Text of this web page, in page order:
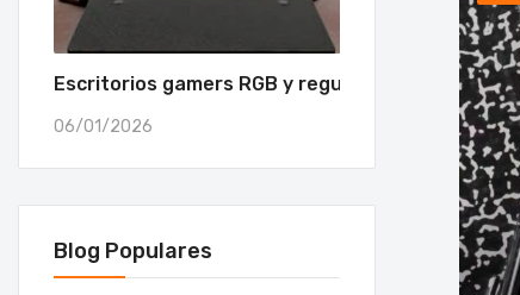
Escritorios gamers RGB y regulables para tu
06/01/2026
Blog Populares